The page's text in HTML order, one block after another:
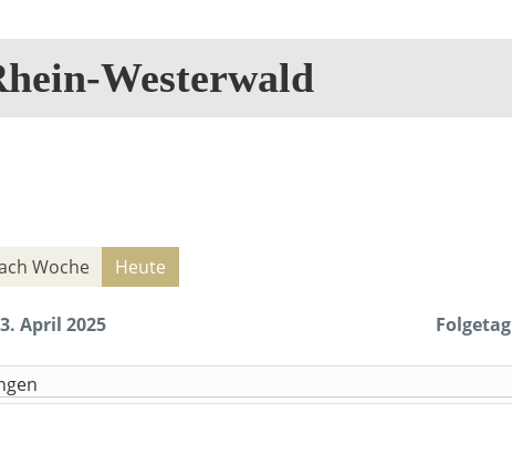
Westerwald
Woche Heute
April 2025 Folgetag